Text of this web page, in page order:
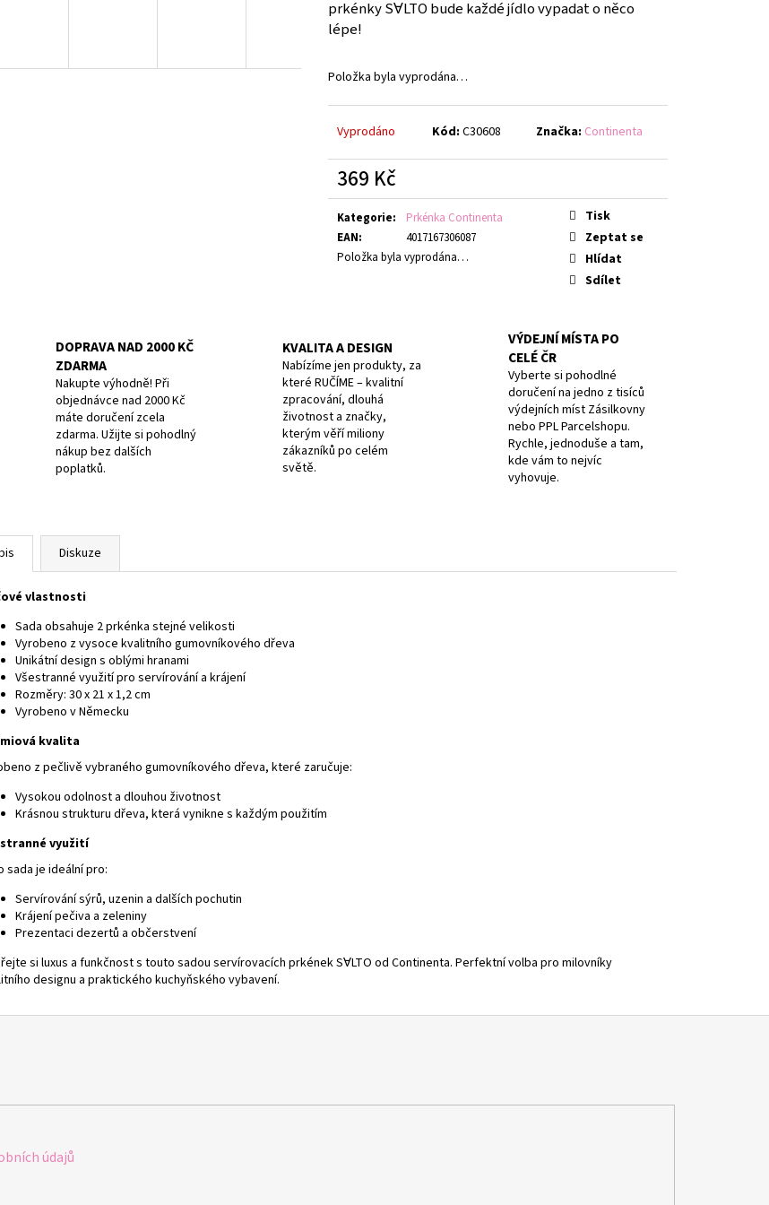
prkénky SⱯLTO bude každé jídlo vypadat o něco
lépe!
Položka byla vyprodána…
Vyprodáno Kód: C30608 Značka: Continenta
369 Kč
Měrná
cena:
Kategorie:
Prkénka Continenta
EAN:
4017167306087
Položka byla vyprodána…
Tisk
Zeptat se
Hlídat
Sdílet
DOPRAVA NAD 2000 KČ
ZDARMA
Nakupte výhodně! Při
objednávce nad 2000 Kč
máte doručení zcela
zdarma. Užijte si pohodlný
nákup bez dalších
poplatků.
KVALITA A DESIGN
Nabízíme jen produkty, za
které RUČÍME – kvalitní
zpracování, dlouhá
životnost a značky,
kterým věří miliony
zákazníků po celém
světě.
VÝDEJNÍ MÍSTA PO
CELÉ ČR
Vyberte si pohodlné
doručení na jedno z tisíců
výdejních míst Zásilkovny
nebo PPL Parcelshopu.
Rychle, jednoduše a tam,
kde vám to nejvíc
vyhovuje.
Diskuze
vlastnosti
Sada obsahuje 2 prkénka stejné velikosti
Vyrobeno z vysoce kvalitního gumovníkového dřeva
Unikátní design s oblými hranami
Všestranné využití pro servírování a krájení
Rozměry: 30 x 21 x 1,2 cm
Vyrobeno v Německu
kvalita
z pečlivě vybraného gumovníkového dřeva, které zaručuje:
Vysokou odolnost a dlouhou životnost
Krásnou strukturu dřeva, která vynikne s každým použitím
využití
sada je ideální pro:
Servírování sýrů, uzenin a dalších pochutin
Krájení pečiva a zeleniny
Prezentaci dezertů a občerstvení
si luxus a funkčnost s touto sadou servírovacích prkének SⱯLTO od Continenta. Perfektní volba pro milovníky
designu a praktického kuchyňského vybavení.
399 Kč
údajů